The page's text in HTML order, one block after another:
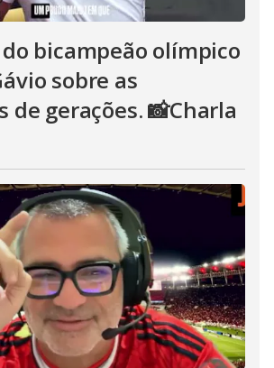
bicampeão olímpico
sobre as
de gerações. 📸Charla